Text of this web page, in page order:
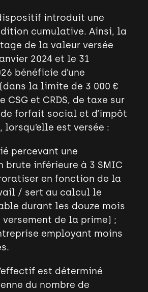
introduit une
cumulative. Ainsi, la
de la valeur versée
2024 et le 31
bénéficie d’une
la limite de 3 000 €
CSG et CRDS, de taxe sur
forfait social et d’impôt
lorsqu’elle est versée :
percevant une
brute inférieure à 3 SMIC
en fonction de la
/ sert au calcul le
durant les douze mois
de la prime) ;
employant moins
est déterminé
du nombre de